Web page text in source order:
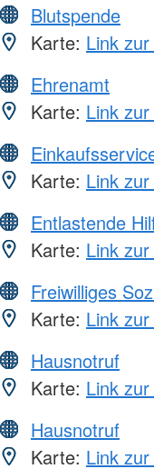
Blutspende
Karte: Link
Ehrenamt
Karte: Link
Karte: Link
Entlastende
Karte: Link
Freiwilliges
Karte: Link
Hausnotruf
Karte: Link
Hausnotruf
Karte: Link